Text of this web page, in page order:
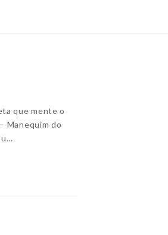
que mente o
Manequim do